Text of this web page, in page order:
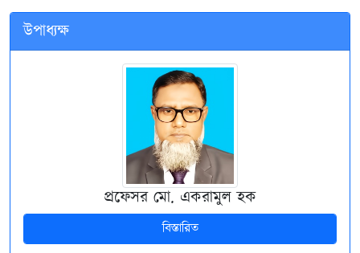
উপাধ্যক্ষ
প্রফেসর মো. একরামুল হক
বিস্তারিত